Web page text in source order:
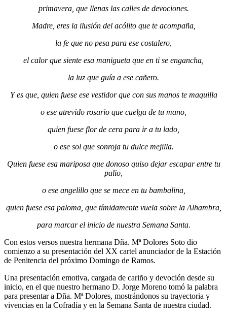
primavera, que llenas las calles de devociones.
Madre, eres la ilusión del acólito que te acompaña,
la fe que no pesa para ese costalero,
el calor que siente esa manigueta que en ti se engancha,
la luz que guía a ese cañero.
Y es que, quien fuese ese vestidor que con sus manos te maquilla
o ese atrevido rosario que cuelga de tu mano,
quien fuese flor de cera para ir a tu lado,
o ese sol que sonroja tu dulce mejilla.
Quien fuese esa mariposa que donoso quiso dejar escapar entre tu
palio,
o ese angelillo que se mece en tu bambalina,
quien fuese esa paloma, que tímidamente vuela sobre la Alhambra,
para marcar el inicio de nuestra Semana Santa.
Con estos versos nuestra hermana Dña. Mª Dolores Soto dio
comienzo a su presentación del XX cartel anunciador de la Estación
de Penitencia del próximo Domingo de Ramos.
Una presentación emotiva, cargada de cariño y devoción desde su
inicio, en el que nuestro hermano D. Jorge Moreno tomó la palabra
para presentar a Dña. Mª Dolores, mostrándonos su trayectoria y
vivencias en la Cofradía y en la Semana Santa de nuestra ciudad.